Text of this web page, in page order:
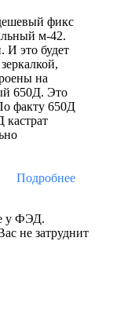
фикс
м-42.
И это будет
на
650Д. Это
факту 650Д
Подробнее
у ФЭД.
не затруднит